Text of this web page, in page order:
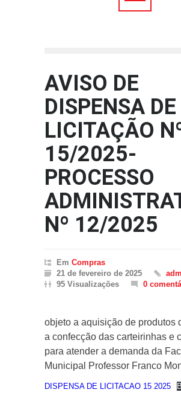
AVISO DE
DISPENSA DE
LICITAÇÃO
15/2025-
PROCESSO
Nº 12/2025
Em Compras
21 de fevereiro de 2025
95 Visualizações
0
objeto a aquisição de produtos
a confecção das carteirinhas e
para atender a demanda da
Municipal Professor Franco
DISPENSA DE LICITACAO 15 2025